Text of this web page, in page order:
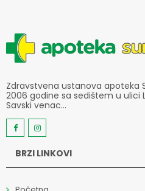
Zdravstvena ustanova apoteka
2006 godine sa sedištem u ulici
Savski venac...
BRZI LINKOVI